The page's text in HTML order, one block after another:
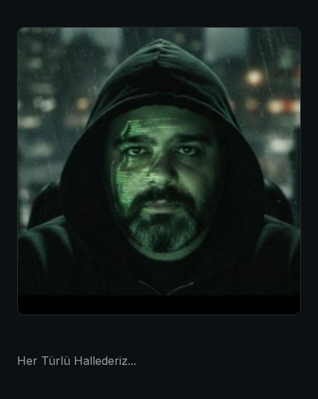
Her Türlü Hallederiz...